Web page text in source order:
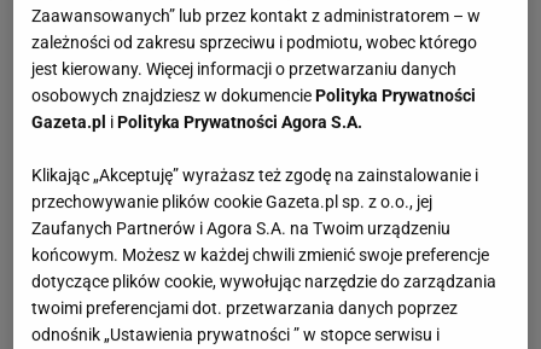
Zaawansowanych” lub przez kontakt z administratorem – w
zależności od zakresu sprzeciwu i podmiotu, wobec którego
jest kierowany. Więcej informacji o przetwarzaniu danych
osobowych znajdziesz w dokumenciePolityka Prywatności
Gazeta.pl iPolityka Prywatności Agora S.A.
Klikając „Akceptuję” wyrażasz też zgodę na zainstalowanie i
przechowywanie plików cookie Gazeta.pl sp. z o.o., jej
Zaufanych Partnerów i Agora S.A. na Twoim urządzeniu
końcowym. Możesz w każdej chwili zmienić swoje preferencje
dotyczące plików cookie, wywołując narzędzie do zarządzania
twoimi preferencjami dot. przetwarzania danych poprzez
odnośnik „Ustawienia prywatności ” w stopce serwisu i